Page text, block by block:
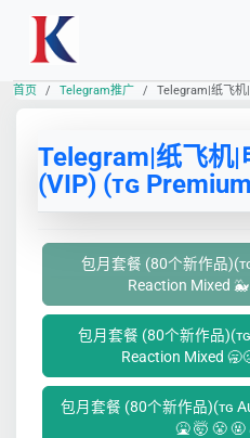
首页 Telegram推广 Telegram|纸飞机
Telegram|纸飞机|
(VIP) (ᴛɢ Premium
包月套餐 (80个新作品
Reaction Mixed
包月套餐 (80个新作品
Reaction Mixed
包月套餐 (80个新作品)(ᴛɢ
🤮 🤯 😤 🤬